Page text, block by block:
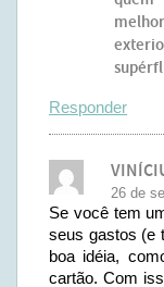
Responder
26 de
Se você tem
seus gastos (e
boa idéia,
cartão. Com